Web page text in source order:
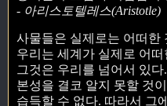
- 아리스토텔레스(Aristotle)
사물들은 실제로는 어떠한
우리는 세계가 실제로 어
그것은 우리를 넘어서 있
본성을 결코 알지 못할 것
습득할 수 없다. 따라서 그